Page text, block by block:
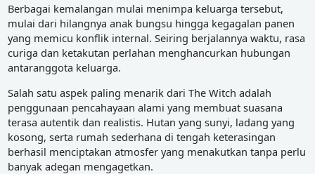
Berbagai kemalangan mulai menimpa keluarga tersebut,
mulai dari hilangnya anak bungsu hingga kegagalan panen
yang memicu konflik internal. Seiring berjalannya waktu, rasa
curiga dan ketakutan perlahan menghancurkan hubungan
antaranggota keluarga.
Salah satu aspek paling menarik dari The Witch adalah
penggunaan pencahayaan alami yang membuat suasana
terasa autentik dan realistis. Hutan yang sunyi, ladang yang
kosong, serta rumah sederhana di tengah keterasingan
berhasil menciptakan atmosfer yang menakutkan tanpa perlu
banyak adegan mengagetkan.